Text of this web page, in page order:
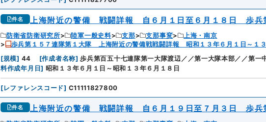
件名 上海附近の警備 戦闘詳報 自６月１日至６月１８日 歩兵
防衛省防衛研究所 陸軍一般史料 支那 支那事変
上海・南京
歩兵第１５７連隊第１大隊 上海附近の警備戦戦闘詳報 昭和１３年６月１日～１
[規模] 44 [作成者名称] 歩兵第百五十七連隊第一大隊渡辺／／第一大隊本部／／第一
料作成年月日] 昭和１３年６月１日～昭和１３年６月１８日
[レファレンスコード] C11111827800
件名 上海附近の警備 戦闘詳報 自６月１９日至７月３日 歩兵